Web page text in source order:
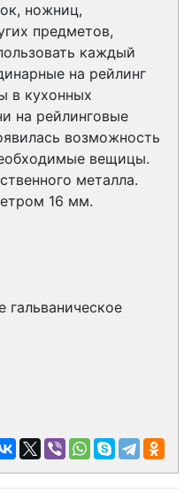
ножниц,
предметов,
каждый
на рейлинг
в кухонных
на рейлинговые
возможность
вещицы.
металла.
16 мм.
гальваническое